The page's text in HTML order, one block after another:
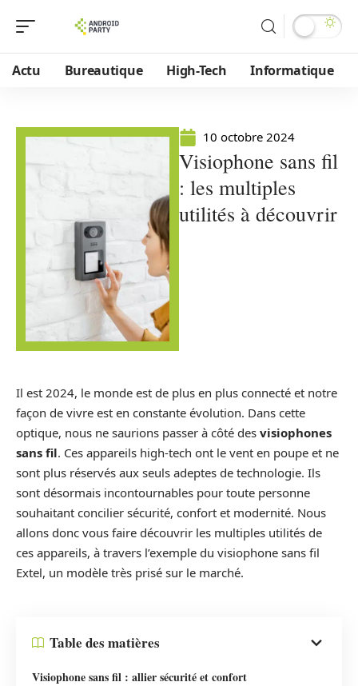
Actu Bureautique High-Tech Informatique
10 octobre 2024
Visiophone sans fil
: les multiples
utilités à découvrir
Il est 2024, le monde est de plus en plus connecté et notre
façon de vivre est en constante évolution. Dans cette
optique, nous ne saurions passer à côté des visiophones
sans fil. Ces appareils high-tech ont le vent en poupe et ne
sont plus réservés aux seuls adeptes de technologie. Ils
sont désormais incontournables pour toute personne
souhaitant concilier sécurité, confort et modernité. Nous
allons donc vous faire découvrir les multiples utilités de
ces appareils, à travers l’exemple du visiophone sans fil
Extel, un modèle très prisé sur le marché.
Table des matières
Visiophone sans fil : allier sécurité et confort